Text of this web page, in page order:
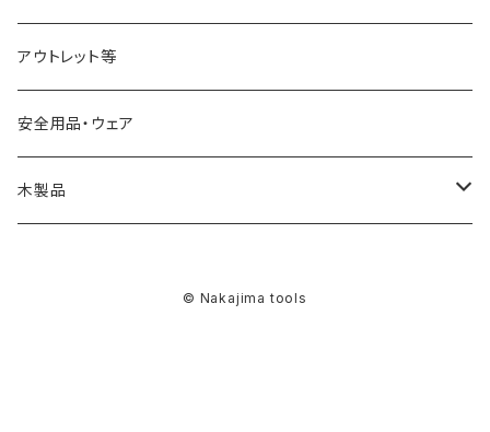
アウトレット等
安全用品・ウェア
木製品
© Nakajima tools